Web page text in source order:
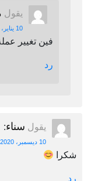
يقول
10 يناير، 2022 الساعة 2:12 ص
فين تغيير
رد
يقول سناء:
10 ديسمبر، 2020 الساعة 1:06 م
شكرا
رد